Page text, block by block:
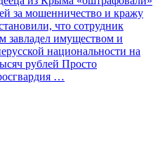
за мошенничество и кражу
что сотрудник
завладел имуществом и
национальности на
рублей Просто
…